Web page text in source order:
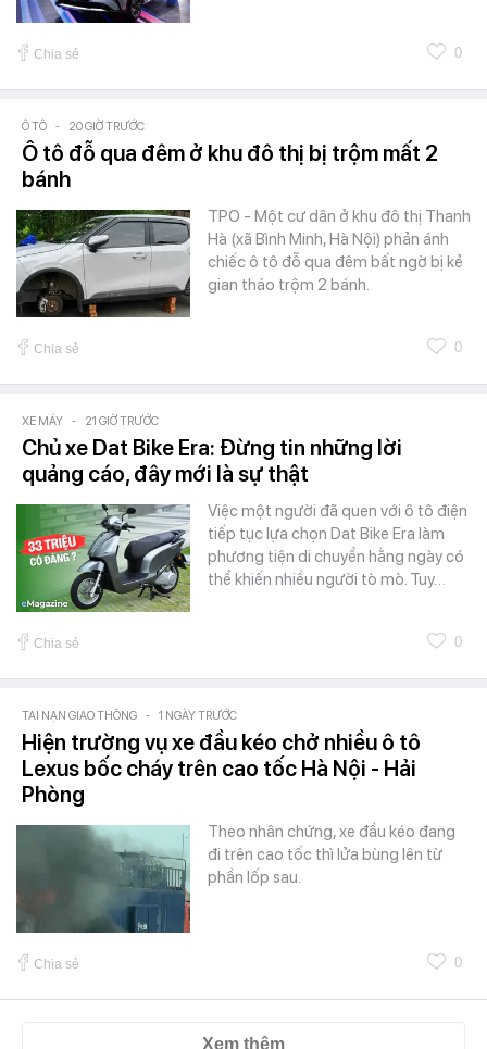
Chia sẻ 0
Ô TÔ - 20 GIỜ TRƯỚC
Ô tô đỗ qua đêm ở khu đô thị bị trộm mất 2
bánh
TPO - Một cư dân ở khu đô thị Thanh
Hà (xã Bình Minh, Hà Nội) phản ánh
chiếc ô tô đỗ qua đêm bất ngờ bị kẻ
gian tháo trộm 2 bánh.
Chia sẻ 0
XE MÁY - 21 GIỜ TRƯỚC
Chủ xe Dat Bike Era: Đừng tin những lời
quảng cáo, đây mới là sự thật
Việc một người đã quen với ô tô điện
tiếp tục lựa chọn Dat Bike Era làm
phương tiện di chuyển hằng ngày có
thể khiến nhiều người tò mò. Tuy…
Chia sẻ 0
TAI NẠN GIAO THÔNG - 1 NGÀY TRƯỚC
Hiện trường vụ xe đầu kéo chở nhiều ô tô
Lexus bốc cháy trên cao tốc Hà Nội - Hải
Phòng
Theo nhân chứng, xe đầu kéo đang
đi trên cao tốc thì lửa bùng lên từ
phần lốp sau.
Chia sẻ 0
Xem thêm